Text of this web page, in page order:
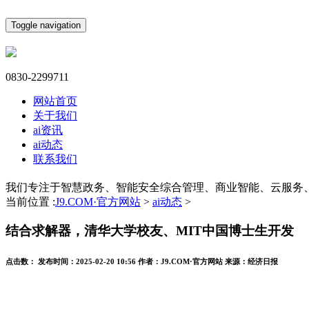
Toggle navigation
0830-2299711
网站首页
关于我们
ai资讯
ai动态
联系我们
我们专注于智慧政务、智能安全综合管理、商业智能、云服务
当前位置 :J9.COM·官方网站 > ai动态 >
结合求解器，清华大学校友、MIT中国博士生开发
点击数： 发布时间： 2025-02-20 10:56 作者： J9.COM·官方网站 来源： 经济日报